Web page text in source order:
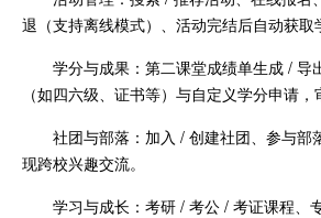
退（支持离线模式）、活动完结后自动获取
学分与成果：第二课堂成绩单生成 / 导
（如四六级、证书等）与自定义学分申请，
社团与部落：加入 / 创建社团、参与部
现跨校兴趣交流。
学习与成长：考研 / 考公 / 考证课程、